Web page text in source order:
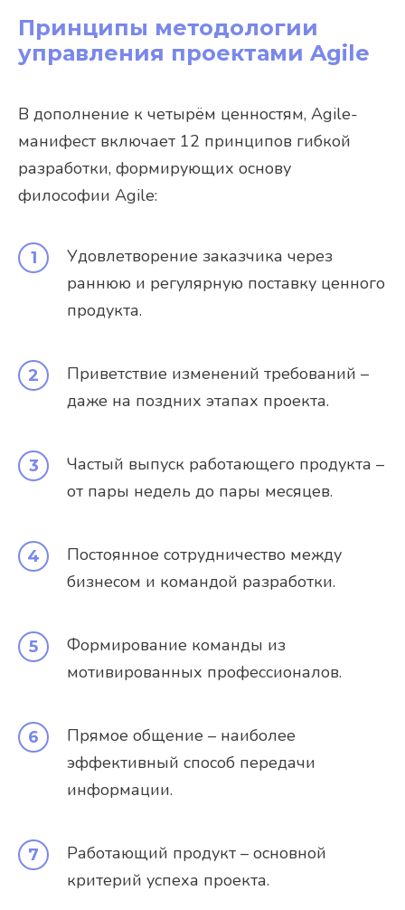
Принципы методологии
управления проектами Agile
В дополнение к четырём ценностям, Agile-
манифест включает 12 принципов гибкой
разработки, формирующих основу
философии Agile:
Удовлетворение заказчика через
раннюю и регулярную поставку ценного
продукта.
Приветствие изменений требований –
даже на поздних этапах проекта.
Частый выпуск работающего продукта –
от пары недель до пары месяцев.
Постоянное сотрудничество между
бизнесом и командой разработки.
Формирование команды из
мотивированных профессионалов.
Прямое общение – наиболее
эффективный способ передачи
информации.
Работающий продукт – основной
критерий успеха проекта.